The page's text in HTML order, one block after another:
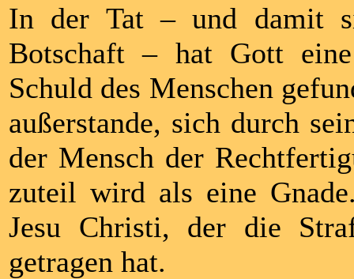
In der Tat – und damit
Botschaft – hat Gott
Schuld des Menschen
außerstande, sich durch
der Mensch der
zuteil wird als eine
Jesu Christi, der die
getragen hat.